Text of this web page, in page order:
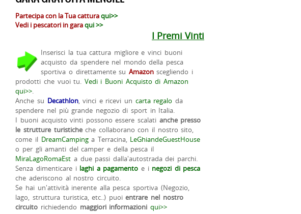
Partecipa con la Tua catturaqui>>
Vedi i pescatori in garaqui >>
I Premi Vinti
Inserisci la tua cattura migliore e vinci buoni
acquisto da spendere nel mondo della pesca
sportiva o direttamente su Amazonscegliendo i
prodotti che vuoi tu. Vedi i Buoni Acquisto di Amazon
qui>>.
Anche su Decathlon, vinci e ricevi un carta regalo da
spendere nel più grande negozio di sport in Italia.
I buoni acquisto vinti possono essere scalati anche presso
le strutture turisticheche collaborano con il nostro sito,
come il DreamCampinga Terracina, LeGhiandeGuestHouse
o per gli amanti del camper e della pesca il
MiraLagoRomaEst a due passi dalla'autostrada dei parchi.
Senza dimenticare i laghi a pagamento e i negozi di pesca
che aderiscono al nostro circuito.
Se hai un'attività inerente alla pesca sportiva (Negozio,
lago, struttura turistica, etc..) puoientrare nel nostro
circuito richiedendo maggiori informazioni qui>>